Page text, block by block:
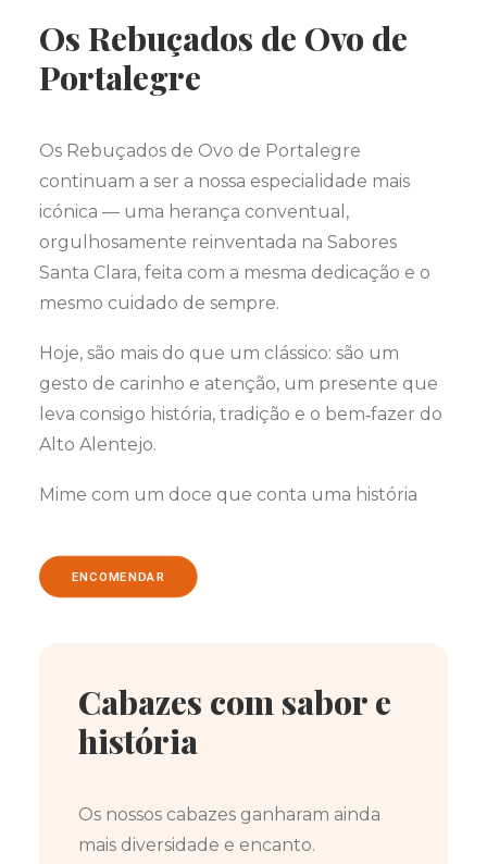
Os Rebuçados de Ovo de
Portalegre
Os Rebuçados de Ovo de Portalegre
continuam a ser a nossa especialidade mais
icónica — uma herança conventual,
orgulhosamente reinventada na Sabores
Santa Clara, feita com a mesma dedicação e o
mesmo cuidado de sempre.
Hoje, são mais do que um clássico: são um
gesto de carinho e atenção, um presente que
leva consigo história, tradição e o bem‑fazer do
Alto Alentejo.
Mime com um doce que conta uma história
ENCOMENDAR
Cabazes com sabor e
história
Os nossos cabazes ganharam ainda
mais diversidade e encanto.